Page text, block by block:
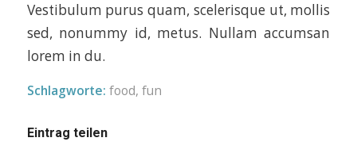
Vestibulum purus quam, scelerisque ut, mollis
sed, nonummy id, metus. Nullam accumsan
lorem in du.
Schlagworte: food, fun
Eintrag teilen